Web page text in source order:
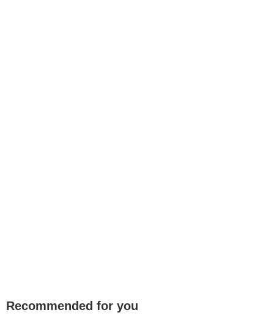
Recommended for you